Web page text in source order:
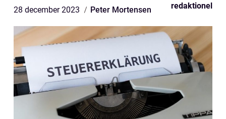
28 december 2023 Peter Mortensen redaktionel